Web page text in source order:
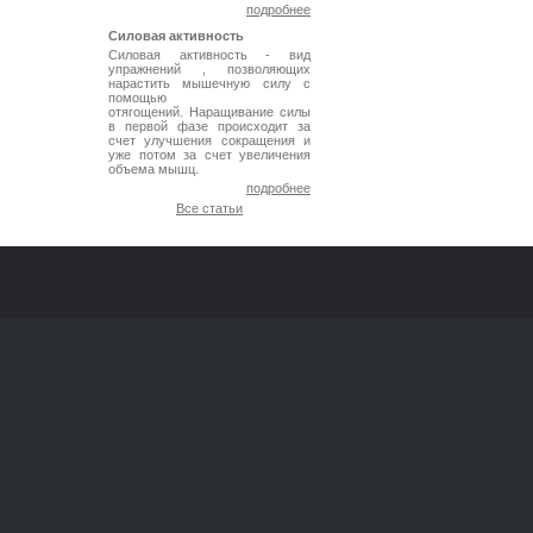
подробнее
Силовая активность
Силовая активность - вид
упражнений , позволяющих
нарастить мышечную силу с
помощью
отягощений. Наращивание силы
в первой фазе происходит за
счет улучшения сокращения и
уже потом за счет увеличения
объема мышц.
подробнее
Все статьи